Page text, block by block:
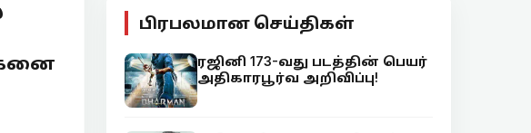
பிரபலமான செய்திகள்
ரஜினி 173-வது படத்தின் பெயர்
அதிகாரபூர்வ அறிவிப்பு!